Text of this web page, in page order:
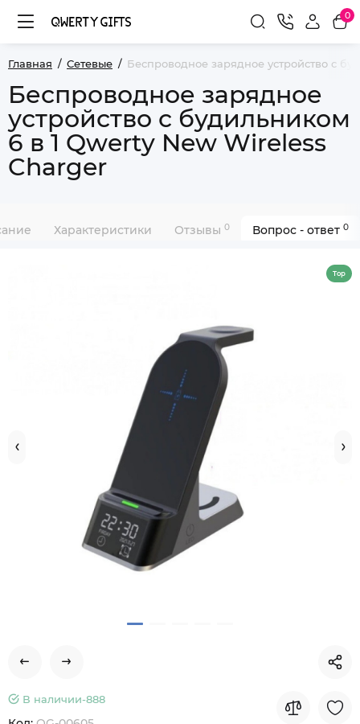
0
Главная Сетевые Беспроводное зарядное устройство с
Беспроводное зарядное
устройство с будильником
6 в 1 Qwerty New Wireless
Charger
Характеристики Отзывы 0 Вопрос - ответ 0
Top
В наличии-888